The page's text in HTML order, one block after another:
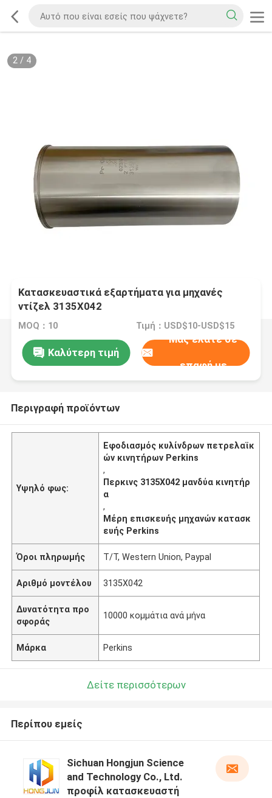
2/ 4
Κατασκευαστικά εξαρτήματα για μηχανές
ντίζελ 3135X042
MOQ：10 Τιμή：USD$10-USD$15
Καλύτερη τιμή
Μας ελάτε σε
επαφή με
Περιγραφή προϊόντων
Υψηλό φως:
Εφοδιασμός κυλίνδρων πετρελαϊκ
ών κινητήρων Perkins
,
Περκινς 3135X042 μανδύα κινητήρ
α
,
Μέρη επισκευής μηχανών κατασκ
ευής Perkins
Όροι πληρωμής T/T, Western Union, Paypal
Αριθμό μοντέλου 3135X042
Δυνατότητα προ
σφοράς
10000 κομμάτια ανά μήνα
Μάρκα Perkins
Δείτε περισσότερων
Περίπου εμείς
Sichuan Hongjun Science
and Technology Co., Ltd.
προφίλ κατασκευαστή